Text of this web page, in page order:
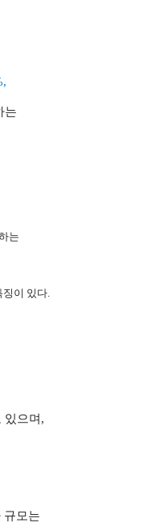
는
는
징이 있다.
있으며,
규모는